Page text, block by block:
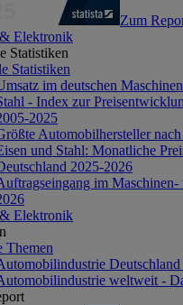
Zum
Elektronik
Statistiken
Statistiken
im deutschen
- Index zur
2025
Automobilhersteller
und Stahl: Monatliche
2025-2026
im
Elektronik
Themen
weltweit -